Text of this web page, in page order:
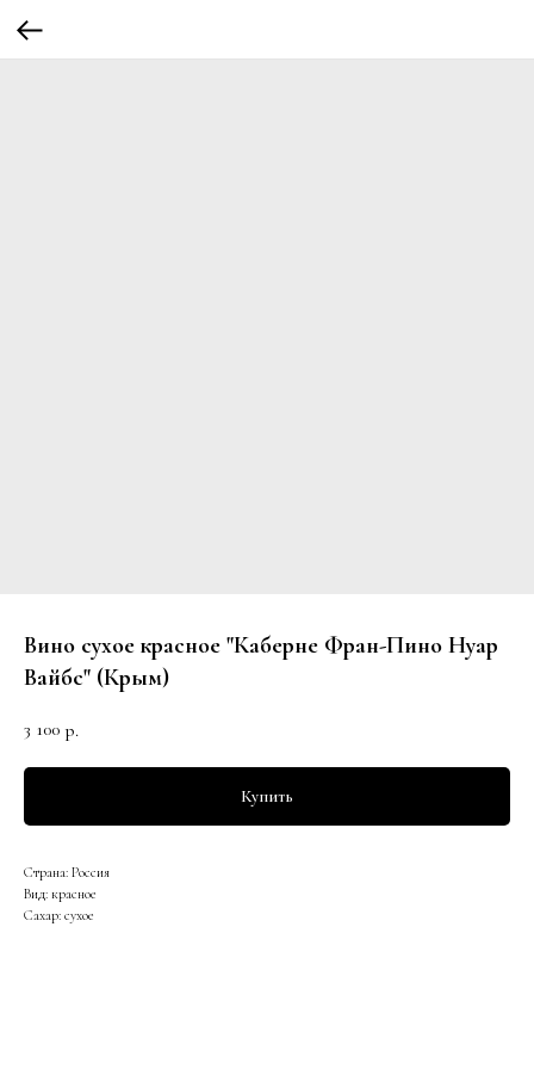
Вино сухое красное "Каберне Фран-Пино Нуар
Вайбс" (Крым)
3 100 р.
Купить
Страна: Россия
Вид: красное
Сахар: сухое